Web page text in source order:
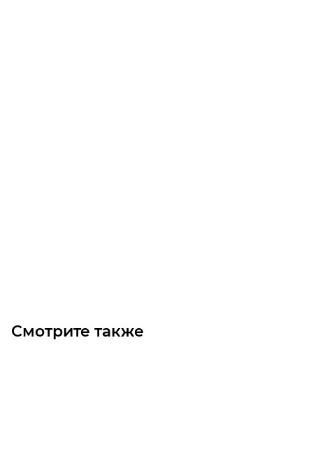
Смотрите также